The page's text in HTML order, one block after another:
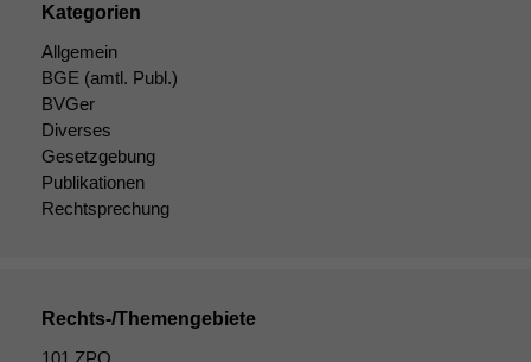
Kategorien
Allgemein
BGE (amtl. Publ.)
BVGer
Diverses
Gesetzgebung
Publikationen
Rechtsprechung
Rechts-/Themengebiete
101 ZPO